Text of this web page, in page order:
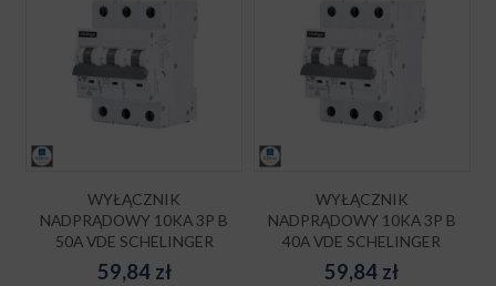
WYŁĄCZNIK
NADPRĄDOWY 10KA 3P B
50A VDE SCHELINGER
59,84zł
WYŁĄCZNIK
NADPRĄDOWY 10KA 3P B
40A VDE SCHELINGER
59,84 zł